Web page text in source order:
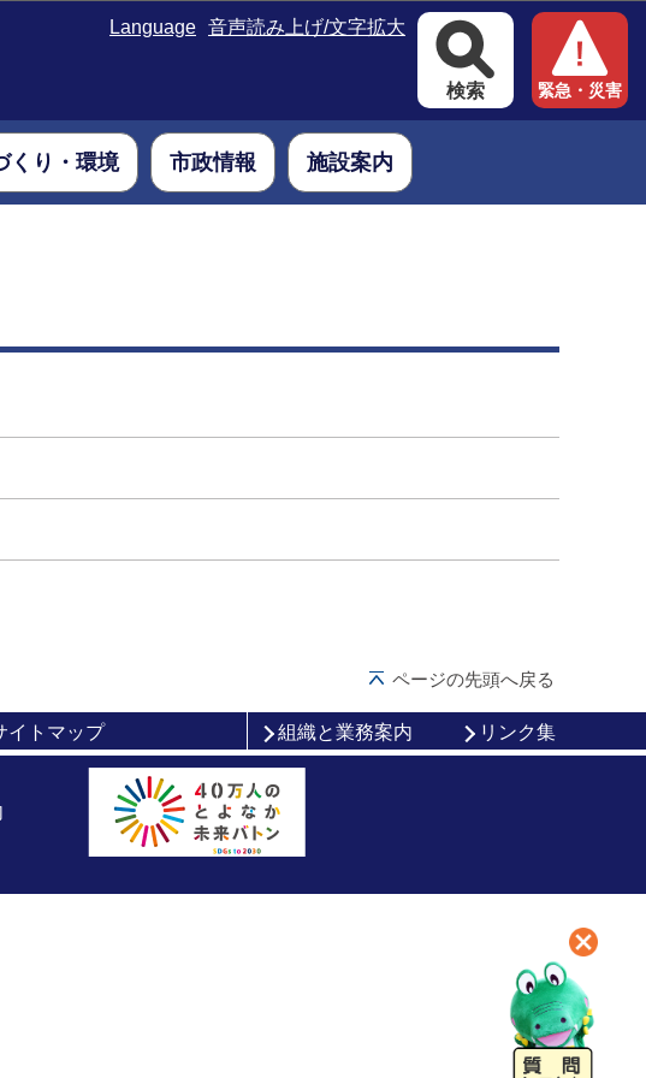
Language 音声読み上げ/文字拡大
検索 緊急・災害
くり・環境 市政情報 施設案内
ページの先頭へ戻る
イトマップ 組織と業務案内 リンク集